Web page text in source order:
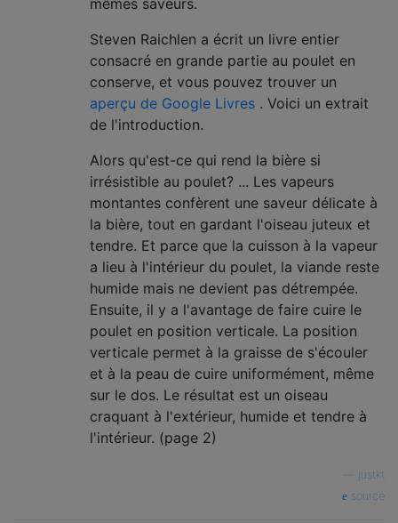
Steven Raichlen a écrit un livre entier
consacré en grande partie au poulet en
conserve, et vous pouvez trouver un
aperçu de Google Livres . Voici un extrait
de l'introduction.
Alors qu'est-ce qui rend la bière si
irrésistible au poulet? ... Les vapeurs
montantes confèrent une saveur délicate à
la bière, tout en gardant l'oiseau juteux et
tendre. Et parce que la cuisson à la vapeur
a lieu à l'intérieur du poulet, la viande reste
humide mais ne devient pas détrempée.
Ensuite, il y a l'avantage de faire cuire le
poulet en position verticale. La position
verticale permet à la graisse de s'écouler
et à la peau de cuire uniformément, même
sur le dos. Le résultat est un oiseau
craquant à l'extérieur, humide et tendre à
l'intérieur. (page 2)
justkt
source